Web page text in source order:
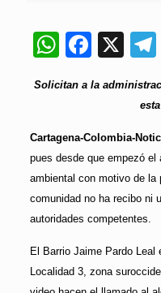
X
Solicitan a la
Cartagena-Colombia-
pues desde que empezó
ambiental con motivo de la
comunidad no ha recibo ni
autoridades competentes.
El Barrio Jaime Pardo Leal
Localidad 3, zona